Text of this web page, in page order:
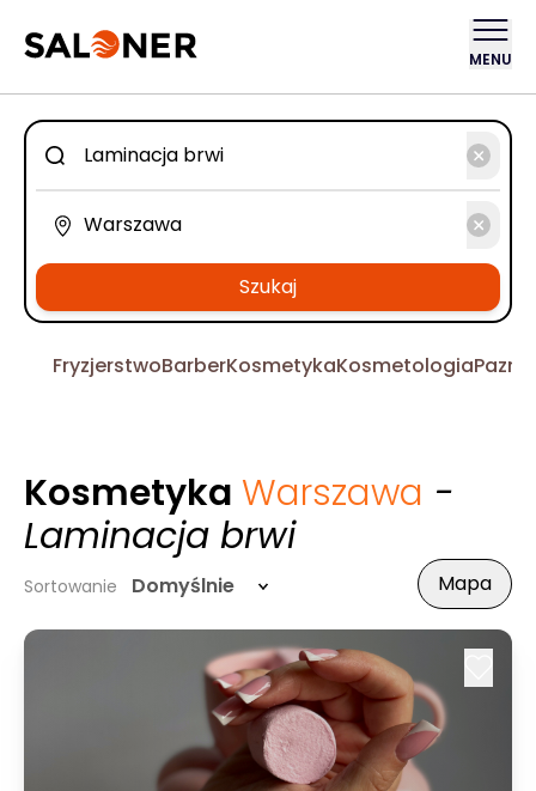
MENU
Szukaj
FryzjerstwoBarberKosmetykaKosmetologia
Kosmetyka Warszawa -
Laminacja brwi
Sortowanie Domyślnie Mapa